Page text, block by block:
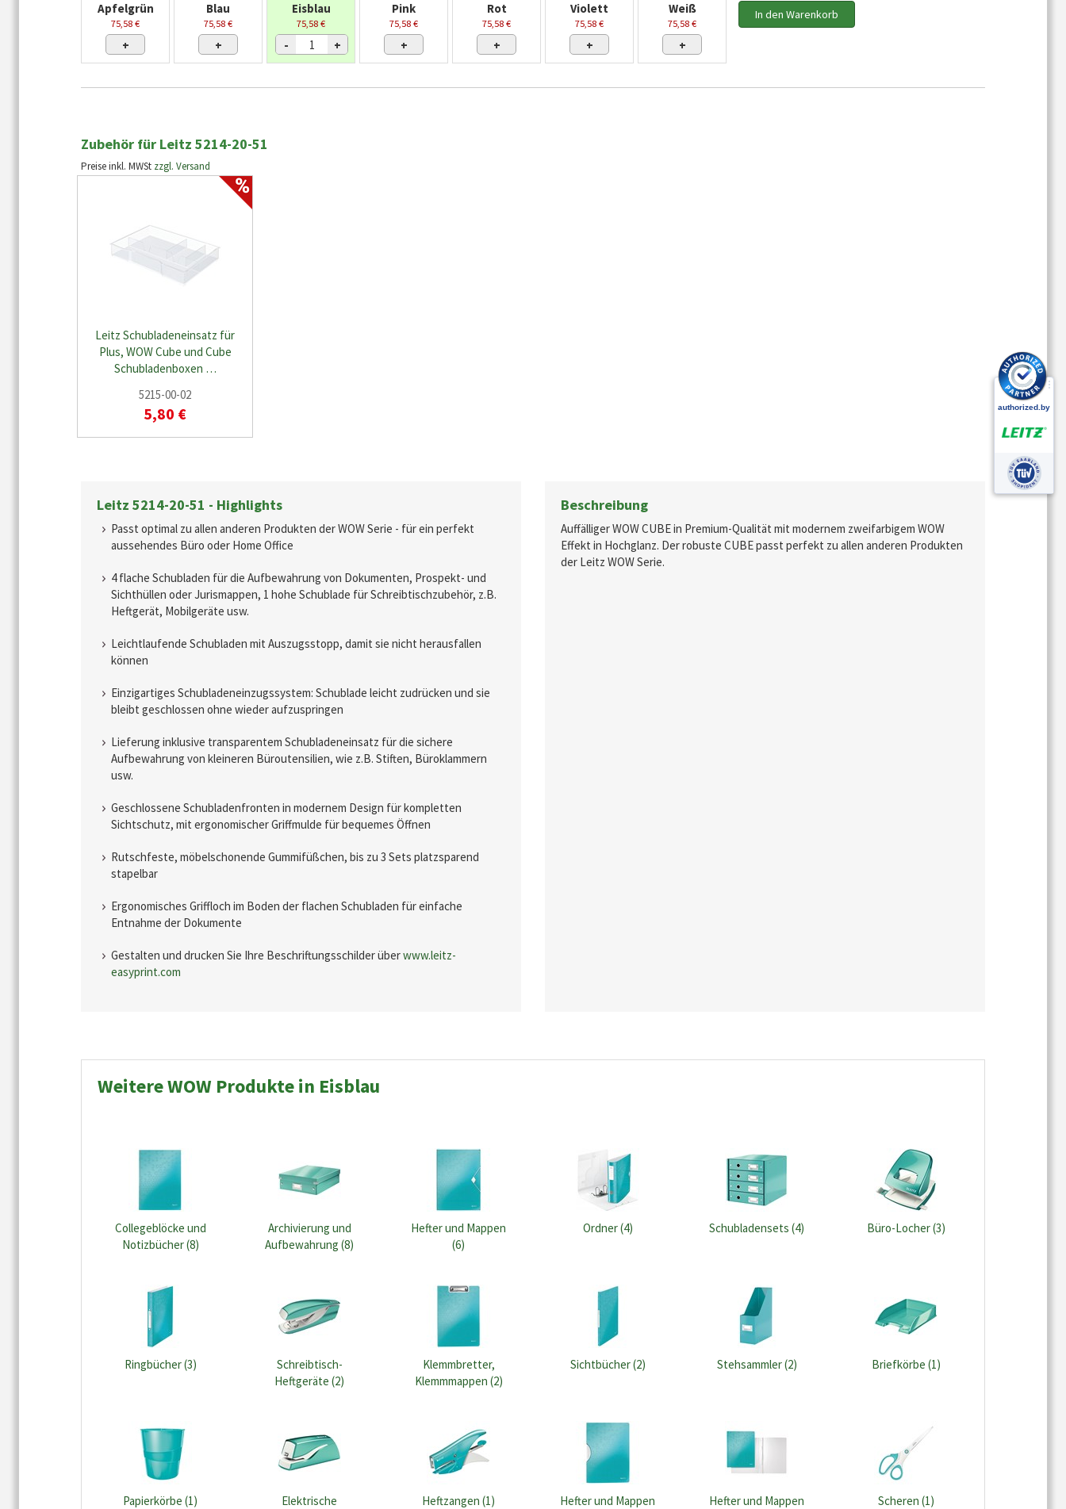
Apfelgrün
75,58 €
+
Blau
75,58 €
+
Eisblau
75,58 €
- +
Pink
75,58 €
+
Rot
75,58 €
+
Violett
75,58 €
+
Weiß
75,58 €
+
In den Warenkorb
Zubehör für Leitz 5214-20-51
Preise inkl. MWSt zzgl. Versand
Leitz Schubladeneinsatz für
Plus, WOW Cube und Cube
Schubladenboxen …
5215-00-02
5,80 €
Leitz 5214-20-51 - Highlights
Passt optimal zu allen anderen Produkten der WOW Serie - für ein perfekt
aussehendes Büro oder Home Office
4 flache Schubladen für die Aufbewahrung von Dokumenten, Prospekt- und
Sichthüllen oder Jurismappen, 1 hohe Schublade für Schreibtischzubehör, z.B.
Heftgerät, Mobilgeräte usw.
Leichtlaufende Schubladen mit Auszugsstopp, damit sie nicht herausfallen
können
Einzigartiges Schubladeneinzugssystem: Schublade leicht zudrücken und sie
bleibt geschlossen ohne wieder aufzuspringen
Lieferung inklusive transparentem Schubladeneinsatz für die sichere
Aufbewahrung von kleineren Büroutensilien, wie z.B. Stiften, Büroklammern
usw.
Geschlossene Schubladenfronten in modernem Design für kompletten
Sichtschutz, mit ergonomischer Griffmulde für bequemes Öffnen
Rutschfeste, möbelschonende Gummifüßchen, bis zu 3 Sets platzsparend
stapelbar
Ergonomisches Griffloch im Boden der flachen Schubladen für einfache
Entnahme der Dokumente
Gestalten und drucken Sie Ihre Beschriftungsschilder überwww.leitz-
easyprint.com
Beschreibung
Auffälliger WOW CUBE in Premium-Qualität mit modernem zweifarbigem WOW
Effekt in Hochglanz. Der robuste CUBE passt perfekt zu allen anderen Produkten
der Leitz WOW Serie.
Weitere WOW Produkte in Eisblau
Collegeblöcke und
Notizbücher (8)
Archivierung und
Aufbewahrung (8)
Hefter und Mappen
(6)
Ordner (4) Schubladensets (4) Büro-Locher (3)
Ringbücher (3)
Schreibtisch-
Heftgeräte (2)
Klemmbretter,
Klemmmappen (2)
Sichtbücher (2) Stehsammler (2) Briefkörbe (1)
Papierkörbe (1) Elektrische Heftzangen (1) Hefter und Mappen Hefter und Mappen Scheren (1)